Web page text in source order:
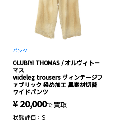
パンツ
OLUBIYI THOMAS / オルヴィトー
マス
wideleg trousers ヴィンテージフ
ァブリック 染め加工 異素材切替
ワイドパンツ
¥ 20,000で買取
状態評価：S